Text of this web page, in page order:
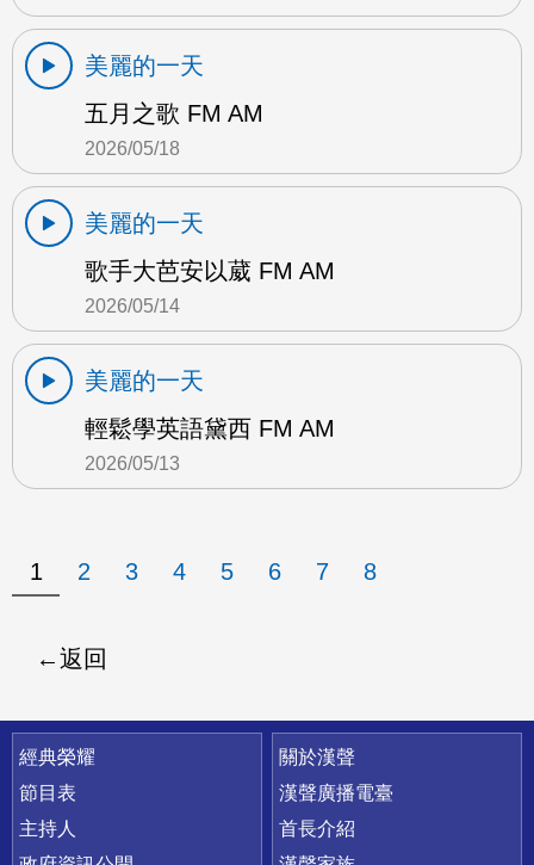
美麗的一天
五月之歌 FM AM
2026/05/18
美麗的一天
歌手大芭安以葳 FM AM
2026/05/14
美麗的一天
輕鬆學英語黛西 FM AM
2026/05/13
1 2 3 4 5 6 7 8
返回
快速連結
經典榮耀
節目表
主持人
關於漢聲
漢聲廣播電臺
首長介紹